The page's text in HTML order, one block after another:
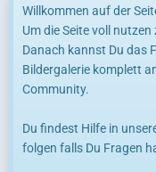
Willkommen auf der
Um die Seite voll
Danach kannst Du das
Bildergalerie komplett
Community.
Du findest Hilfe in
folgen falls Du Fragen